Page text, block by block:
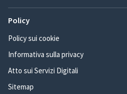
Policy
Policy sui cookie
Informativa sulla privacy
Atto sui Servizi Digitali
Sitemap